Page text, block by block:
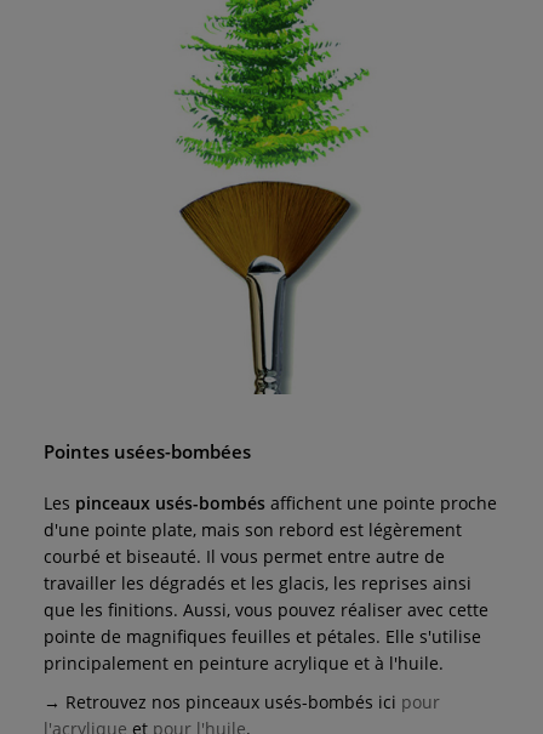
Pointes usées-bombées
Les pinceaux usés-bombés affichent une pointe proche
d'une pointe plate, mais son rebord est légèrement
courbé et biseauté. Il vous permet entre autre de
travailler les dégradés et les glacis, les reprises ainsi
que les finitions. Aussi, vous pouvez réaliser avec cette
pointe de magnifiques feuilles et pétales. Elle s'utilise
principalement en peinture acrylique et à l'huile.
→ Retrouvez nos pinceaux usés-bombés ici pour
l'acrylique et pour l'huile.